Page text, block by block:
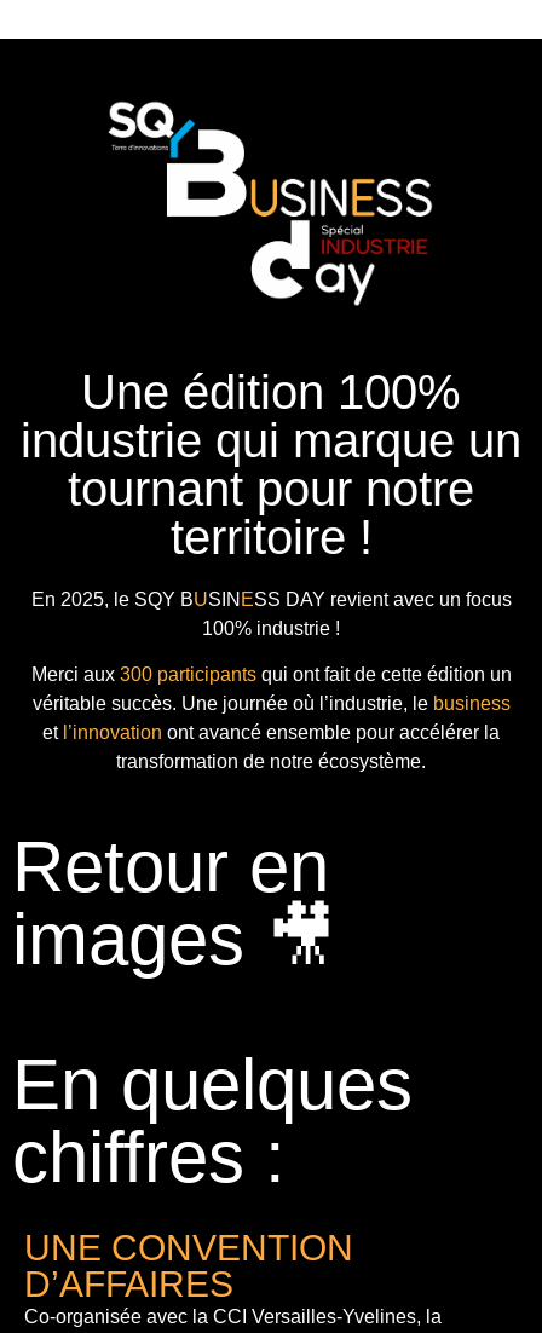
Une édition 100%
industrie qui marque un
tournant pour notre
territoire !
En 2025, le SQY BUSIN ESS DAY revient avec un focus
100% industrie !
Merci aux 300 participantsqui ont fait de cette édition un
véritable succès. Une journée où l’industrie, le business
et l’innovation ont avancé ensemble pour accélérer la
transformation de notre écosystème.
Retour en
images 🎥
En quelques
chiffres :
UNE CONVENTION
D’AFFAIRES
Co-organisée avec la CCI Versailles-Yvelines, la